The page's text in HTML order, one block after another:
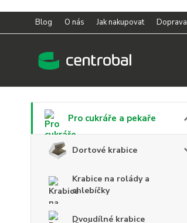
Blog O nás Jak nakupovat Doprava
Pro cukráře a pekaře
Dortové krabice
Krabice na rolády a
chlebíčky
Dvoudílné krabice